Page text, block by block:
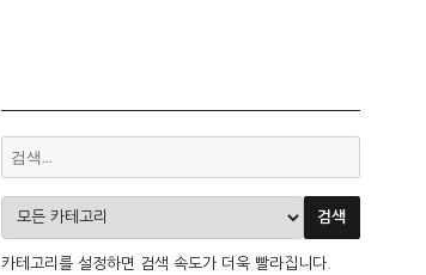
카테고리를 설정하면 검색 속도가 더욱 빨라집니다.